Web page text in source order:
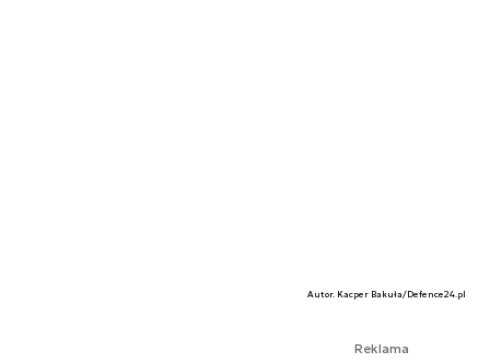
Autor. Kacper Bakuła/Defence24.pl
Reklama